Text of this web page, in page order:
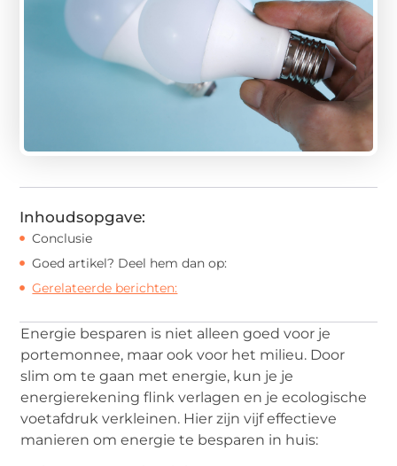
Inhoudsopgave:
Conclusie
Goed artikel? Deel hem dan op:
Gerelateerde berichten:
Energie besparen is niet alleen goed voor je
portemonnee, maar ook voor het milieu. Door
slim om te gaan met energie, kun je je
energierekening flink verlagen en je ecologische
voetafdruk verkleinen. Hier zijn vijf effectieve
manieren om energie te besparen in huis: